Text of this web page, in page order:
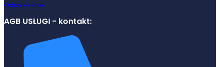
Odśnieżanie
AGB USŁUGI - kontakt: